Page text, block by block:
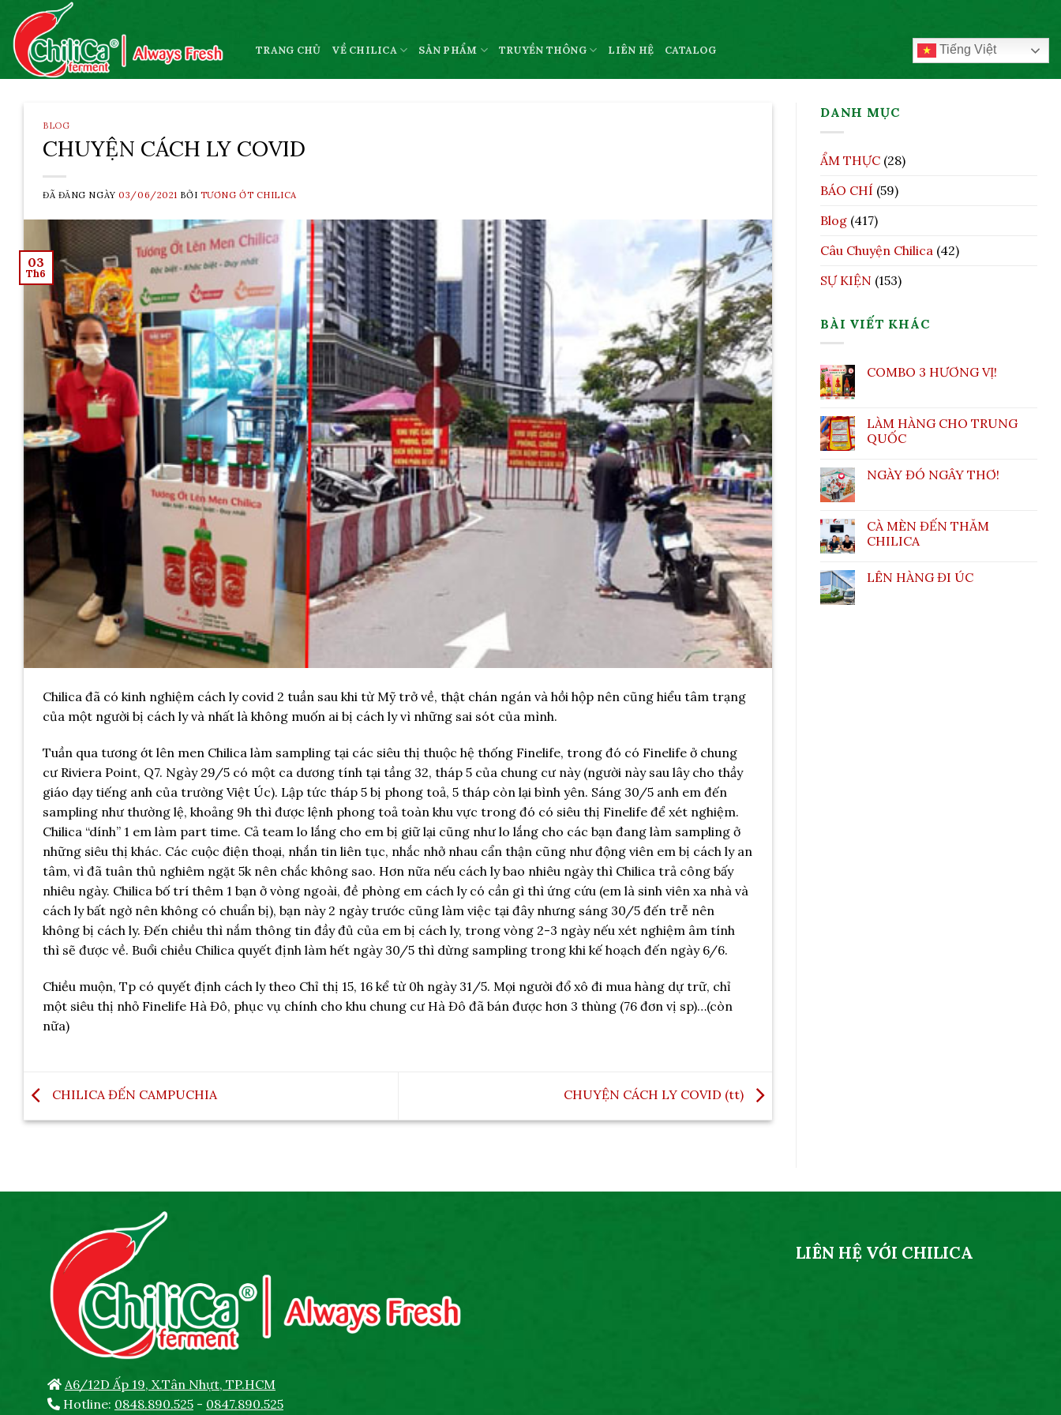
content
TRANG CHỦ VỀ CHILICA SẢN PHẨM TRUYỀN THÔNG LIÊN HỆ CATALOG Tiếng Việt
BLOG
CHUYỆN CÁCH LY COVID
ĐÃ ĐĂNG NGÀY03/06/2021 BỞI TƯƠNG ỚT CHILICA
03
Th6
Chilica đã có kinh nghiệm cách ly covid 2 tuần sau khi từ Mỹ trở về, thật chán ngán và hồi hộp nên cũng hiểu tâm trạng
của một người bị cách ly và nhất là không muốn ai bị cách ly vì những sai sót của mình.
Tuần qua tương ớt lên men Chilica làm sampling tại các siêu thị thuộc hệ thống Finelife, trong đó có Finelife ở chung
cư Riviera Point, Q7. Ngày 29/5 có một ca dương tính tại tầng 32, tháp 5 của chung cư này (người này sau lây cho thầy
giáo dạy tiếng anh của trường Việt Úc). Lập tức tháp 5 bị phong toả, 5 tháp còn lại bình yên. Sáng 30/5 anh em đến
sampling như thường lệ, khoảng 9h thì được lệnh phong toả toàn khu vực trong đó có siêu thị Finelife để xét nghiệm.
Chilica “dính” 1 em làm part time. Cả team lo lắng cho em bị giữ lại cũng như lo lắng cho các bạn đang làm sampling ở
những siêu thị khác. Các cuộc điện thoại, nhắn tin liên tục, nhắc nhở nhau cẩn thận cũng như động viên em bị cách ly an
tâm, vì đã tuân thủ nghiêm ngặt 5k nên chắc không sao. Hơn nữa nếu cách ly bao nhiêu ngày thì Chilica trả công bấy
nhiêu ngày. Chilica bố trí thêm 1 bạn ở vòng ngoài, đề phòng em cách ly có cần gì thì ứng cứu (em là sinh viên xa nhà và
cách ly bất ngờ nên không có chuẩn bị), bạn này 2 ngày trước cũng làm việc tại đây nhưng sáng 30/5 đến trễ nên
không bị cách ly. Đến chiều thì nắm thông tin đầy đủ của em bị cách ly, trong vòng 2-3 ngày nếu xét nghiệm âm tính
thì sẽ được về. Buổi chiều Chilica quyết định làm hết ngày 30/5 thì dừng sampling trong khi kế hoạch đến ngày 6/6.
Chiều muộn, Tp có quyết định cách ly theo Chỉ thị 15, 16 kể từ 0h ngày 31/5. Mọi người đổ xô đi mua hàng dự trữ, chỉ
một siêu thị nhỏ Finelife Hà Đô, phục vụ chính cho khu chung cư Hà Đô đã bán được hơn 3 thùng (76 đơn vị sp)…(còn
nữa)
CHILICA ĐẾN CAMPUCHIA CHUYỆN CÁCH LY COVID (tt)
DANH MỤC
ẨM THỰC (28)
BÁO CHÍ (59)
Blog (417)
Câu Chuyện Chilica (42)
SỰ KIỆN (153)
BÀI VIẾT KHÁC
COMBO 3 HƯƠNG VỊ!
LÀM HÀNG CHO TRUNG
QUỐC
NGÀY ĐÓ NGÂY THƠ!
CÀ MÈN ĐẾN THĂM
CHILICA
LÊN HÀNG ĐI ÚC
A6/12D Ấp 19, X.Tân Nhựt, TP.HCM
Hotline: 0848.890.525 - 0847.890.525
LIÊN HỆ VỚI CHILICA